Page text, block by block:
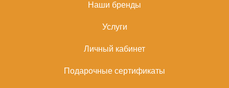
Наши бренды
Услуги
Личный кабинет
Подарочные сертификаты